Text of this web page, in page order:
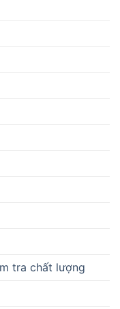
tra chất lượng